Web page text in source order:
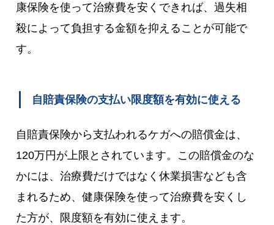
康保険を使って治療費を安くできれば、過失相
殺によって負担する金額を抑えることが可能で
す。
自賠責保険の支払い限度額を有効に使える
自賠責保険から支払われるケガへの賠償金は、
120万円が上限とされています。この賠償金のな
かには、治療費だけではなく休業損害なども含
まれるため、健康保険を使って治療費を安くし
た方が、限度額を有効に使えます。